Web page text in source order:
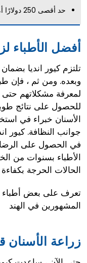
حد أقصى 250 دولارًا أمريكيًا
أفضل الأطباء
تلتزم كيور انديا
وبعده. ومن ثم ، فإن
لمعرفة مشكلاتهم
للحصول على نتائج
الأسنان خبراء في
جوانب النظافة. كيور
في الحصول على الرضا
الأطباء بسنوات من
الحالات الحرجة بكفاءة
تعرف على بعض أطباء
المشهورين في الهند
زراعة الأسنان